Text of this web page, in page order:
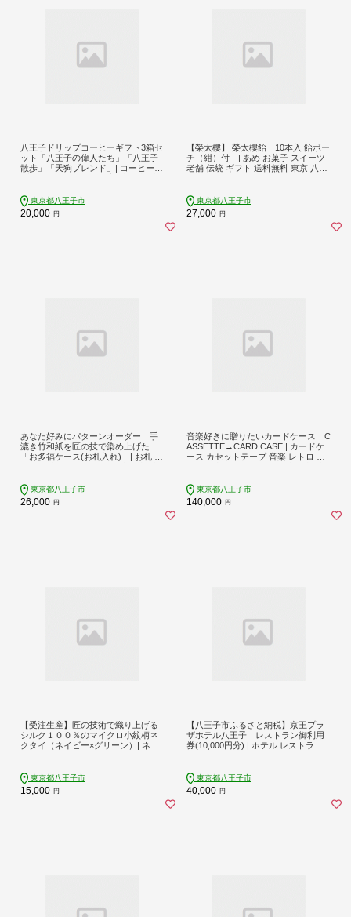
八王子ドリップコーヒーギフト3箱セ
ット「八王子の偉人たち」「八王子
散歩」「天狗ブレンド」| コーヒー
東京都八王子市
20,000 円
【榮太樓】 榮太樓飴 10本入 飴ポー
チ（紺）付 | あめ お菓子 スイーツ
老舗 伝統 ギフト 送料無料 東京 八王
東京都八王子市
27,000 円
あなた好みにパターンオーダー 手
漉き竹和紙を匠の技で染め上げた
「お多福ケース(お札入れ)」| お札 オ
東京都八王子市
26,000 円
音楽好きに贈りたいカードケース C
ASSETTE→CARD CASE | カードケ
ース カセットテープ 音楽 レトロ ギ
東京都八王子市
140,000 円
【受注生産】匠の技術で織り上げる
シルク１００％のマイクロ小紋柄ネ
クタイ（ネイビー×グリーン）| ネク
の日東京都八王子市
15,000 円
【八王子市ふるさと納税】京王プラ
ザホテル八王子 レストラン御利用
券(10,000円分) | ホテル レストラン
東京都八王子市
40,000 円